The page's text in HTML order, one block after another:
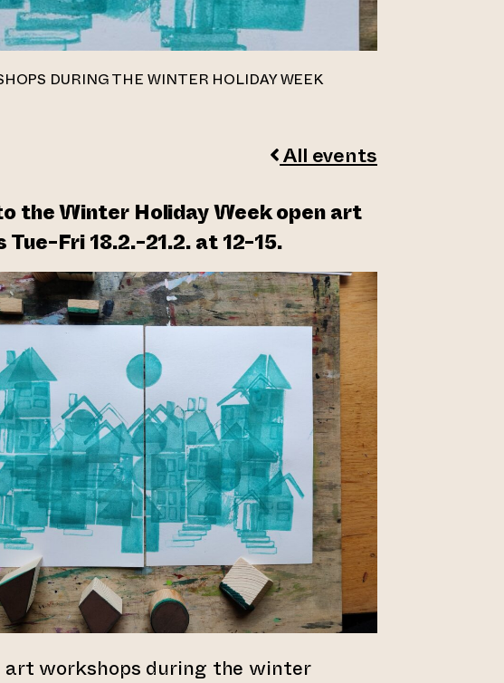
DURING THE WINTER HOLIDAY WEEK
All events
the Winter Holiday Week open art
Fri 18.2.-21.2. at 12-15.
art workshops during the winter